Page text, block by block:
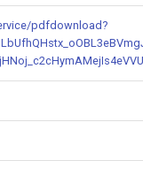
pdfdownload?